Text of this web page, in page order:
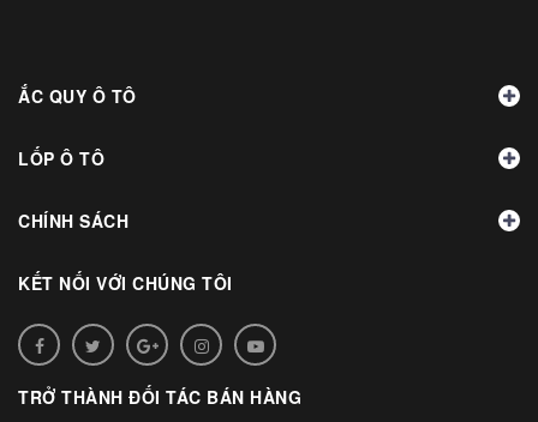
ẮC QUY Ô TÔ
LỐP Ô TÔ
CHÍNH SÁCH
KẾT NỐI VỚI CHÚNG TÔI
TRỞ THÀNH ĐỐI TÁC BÁN HÀNG